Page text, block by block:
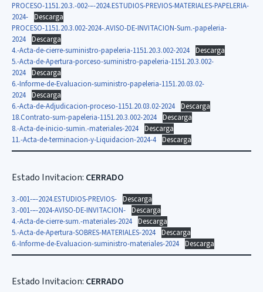
PROCESO-1151.20.3.-002-–-2024.ESTUDIOS-PREVIOS-MATERIALES-PAPELERIA-
2024- Descarga
PROCESO-1151.20.3.002-2024-.AVISO-DE-INVITACION-Sum.-papeleria-
2024 Descarga
4.-Acta-de-cierre-suministro-papeleria-1151.20.3.002-2024 Descarga
5.-Acta-de-Apertura-porceso-suministro-papeleria-1151.20.3.002-
2024 Descarga
6.-Informe-de-Evaluacion-suministro-papeleria-1151.20.03.02-
2024 Descarga
6.-Acta-de-Adjudicacion-proceso-1151.20.03.02-2024 Descarga
18.Contrato-sum-papeleria-1151.20.3.002-2024 Descarga
8.-Acta-de-inicio-sumin.-materiales-2024 Descarga
11.-Acta-de-terminacion-y-Liquidacion-2024-4 Descarga
Estado Invitacion: CERRADO
3.-001-–-2024.ESTUDIOS-PREVIOS- Descarga
3.-001-–-2024-AVISO-DE-INVITACION- Descarga
4.-Acta-de-cierre-sum.-materiales-2024 Descarga
5.-Acta-de-Apertura-SOBRES-MATERIALES-2024 Descarga
6.-Informe-de-Evaluacion-suministro-materiales-2024 Descarga
Estado Invitacion: CERRADO